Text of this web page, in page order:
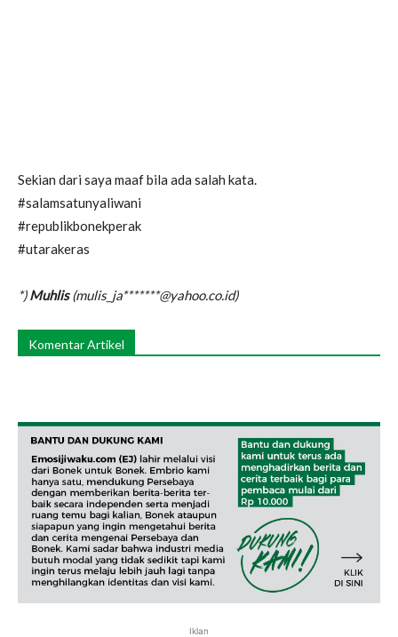
Sekian dari saya maaf bila ada salah kata.
#salamsatunyaliwani
#republikbonekperak
#utarakeras
*)Muhlis(mulis_ja*******@yahoo.co.id)
Komentar Artikel
Iklan